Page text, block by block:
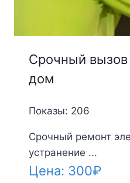
Срочный вызов
дом
Показы: 206
Срочный ремонт
устранение ...
Цена: 300₽